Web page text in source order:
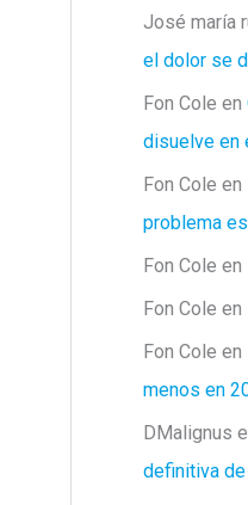
José maría
el dolor se
Fon Cole en
disuelve en
Fon Cole en
problema
Fon Cole en
Fon Cole en
Fon Cole en
menos en
DMalignus
definitiva